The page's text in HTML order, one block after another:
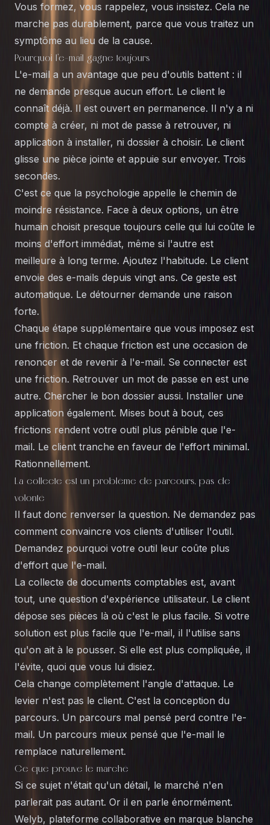
Vous formez, vous rappelez, vous insistez. Cela ne
marche pas durablement, parce que vous traitez un
symptôme au lieu de la cause.
Pourquoi l'e-mail gagne toujours
L'e-mail a un avantage que peu d'outils battent : il
ne demande presque aucun effort. Le client le
connaît déjà. Il est ouvert en permanence. Il n'y a ni
compte à créer, ni mot de passe à retrouver, ni
application à installer, ni dossier à choisir. Le client
glisse une pièce jointe et appuie sur envoyer. Trois
secondes.
C'est ce que la psychologie appelle le chemin de
moindre résistance. Face à deux options, un être
humain choisit presque toujours celle qui lui coûte le
moins d'effort immédiat, même si l'autre est
meilleure à long terme. Ajoutez l'habitude. Le client
envoie des e-mails depuis vingt ans. Ce geste est
automatique. Le détourner demande une raison
forte.
Chaque étape supplémentaire que vous imposez est
une friction. Et chaque friction est une occasion de
renoncer et de revenir à l'e-mail. Se connecter est
une friction. Retrouver un mot de passe en est une
autre. Chercher le bon dossier aussi. Installer une
application également. Mises bout à bout, ces
frictions rendent votre outil plus pénible que l'e-
mail. Le client tranche en faveur de l'effort minimal.
Rationnellement.
La collecte est un problème de parcours, pas de
volonté
Il faut donc renverser la question. Ne demandez pas
comment convaincre vos clients d'utiliser l'outil.
Demandez pourquoi votre outil leur coûte plus
d'effort que l'e-mail.
La collecte de documents comptables est, avant
tout, une question d'expérience utilisateur. Le client
dépose ses pièces là où c'est le plus facile. Si votre
solution est plus facile que l'e-mail, il l'utilise sans
qu'on ait à le pousser. Si elle est plus compliquée, il
l'évite, quoi que vous lui disiez.
Cela change complètement l'angle d'attaque. Le
levier n'est pas le client. C'est la conception du
parcours. Un parcours mal pensé perd contre l'e-
mail. Un parcours mieux pensé que l'e-mail le
remplace naturellement.
Ce que prouve le marché
Si ce sujet n'était qu'un détail, le marché n'en
parlerait pas autant. Or il en parle énormément.
Welyb, plateforme collaborative en marque blanche